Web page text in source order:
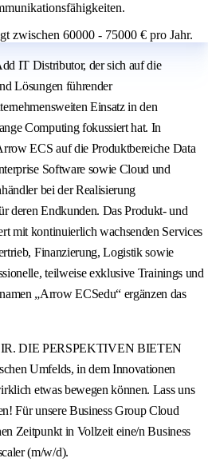
zwischen 60000 - 75000 € pro Jahr.
IT Distributor, der sich auf die
Lösungen führender
Einsatz in den
Computing fokussiert hat. In
ECS auf die Produktbereiche Data
Software sowie Cloud und
bei der Realisierung
deren Endkunden. Das Produkt- und
mit kontinuierlich wachsenden Services
Finanzierung, Logistik sowie
teilweise exklusive Trainings und
„Arrow ECSedu“ ergänzen das
DIE PERSPEKTIVEN BIETEN
Umfelds, in dem Innovationen
etwas bewegen können. Lass uns
Für unsere Business Group Cloud
Zeitpunkt in Vollzeit eine/n Business
(m/w/d).